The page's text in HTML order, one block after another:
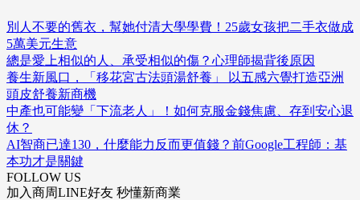
別人不要的舊衣，幫她付清大學學費！25歲女孩把二手衣做成
5萬美元生意
總是愛上相似的人、承受相似的傷？心理師揭背後原因
養生新風口，「移花宮古法頭湯舒養」 以五感六覺打造亞洲
頭皮舒養新商機
中產也可能變「下流老人」！如何克服金錢焦慮、存到安心退
休？
AI智商已達130，什麼能力反而更值錢？前Google工程師：基
本功才是關鍵
FOLLOW US
加入商周LINE好友 秒懂新商業